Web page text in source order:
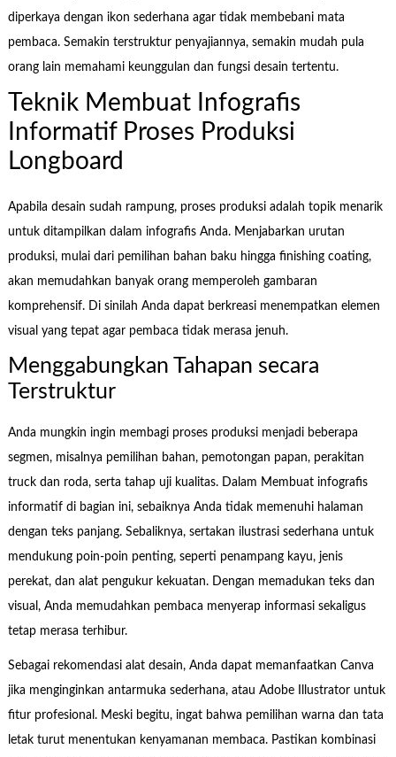
diperkaya dengan ikon sederhana agar tidak membebani mata
pembaca. Semakin terstruktur penyajiannya, semakin mudah pula
orang lain memahami keunggulan dan fungsi desain tertentu.
Teknik Membuat Infografis
Informatif Proses Produksi
Longboard
Apabila desain sudah rampung, proses produksi adalah topik menarik
untuk ditampilkan dalam infografis Anda. Menjabarkan urutan
produksi, mulai dari pemilihan bahan baku hingga finishing coating,
akan memudahkan banyak orang memperoleh gambaran
komprehensif. Di sinilah Anda dapat berkreasi menempatkan elemen
visual yang tepat agar pembaca tidak merasa jenuh.
Menggabungkan Tahapan secara
Terstruktur
Anda mungkin ingin membagi proses produksi menjadi beberapa
segmen, misalnya pemilihan bahan, pemotongan papan, perakitan
truck dan roda, serta tahap uji kualitas. Dalam Membuat infografis
informatif di bagian ini, sebaiknya Anda tidak memenuhi halaman
dengan teks panjang. Sebaliknya, sertakan ilustrasi sederhana untuk
mendukung poin-poin penting, seperti penampang kayu, jenis
perekat, dan alat pengukur kekuatan. Dengan memadukan teks dan
visual, Anda memudahkan pembaca menyerap informasi sekaligus
tetap merasa terhibur.
Sebagai rekomendasi alat desain, Anda dapat memanfaatkan Canva
jika menginginkan antarmuka sederhana, atau Adobe Illustrator untuk
fitur profesional. Meski begitu, ingat bahwa pemilihan warna dan tata
letak turut menentukan kenyamanan membaca. Pastikan kombinasi